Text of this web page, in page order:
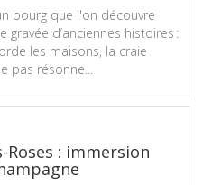
bourg que l'on découvre
d’anciennes histoires :
les maisons, la craie
pas résonne...
Roses : immersion